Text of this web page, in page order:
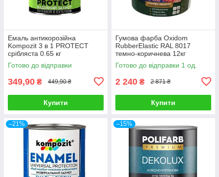
Емаль антикорозійна
Kompozit 3 в 1 PROTECT
срібляста 0.65 кг
Готово до відправки
349,90 ₴ 449,90 ₴
Купити
Гумова фарба Oxidom
RubberElastic RAL 8017
темно-коричнева 12кг
Готово до відправки 1 од.
2 240 ₴ 2 871 ₴
Купити
–21% –15%